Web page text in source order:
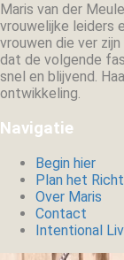
Maris van der
vrouwelijke leiders
vrouwen die ver
dat de volgende
snel en blijvend.
ontwikkeling.
Navigatie
Begin hier
Plan het
Over Maris
Contact
Intentional